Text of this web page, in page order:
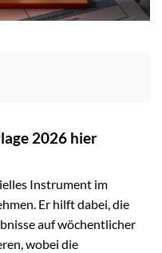
2026 hier
Instrument im
Er hilft dabei, die
auf wöchentlicher
wobei die